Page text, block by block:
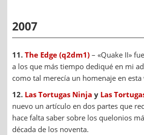
2007
11. The Edge (q2dm1) – «Quake II»
a los que más tiempo dediqué en mi
como tal merecía un homenaje en esta
12. Las Tortugas Ninja y Las
nuevo un artículo en dos partes que
hace falta saber sobre los quelonios
década de los noventa.